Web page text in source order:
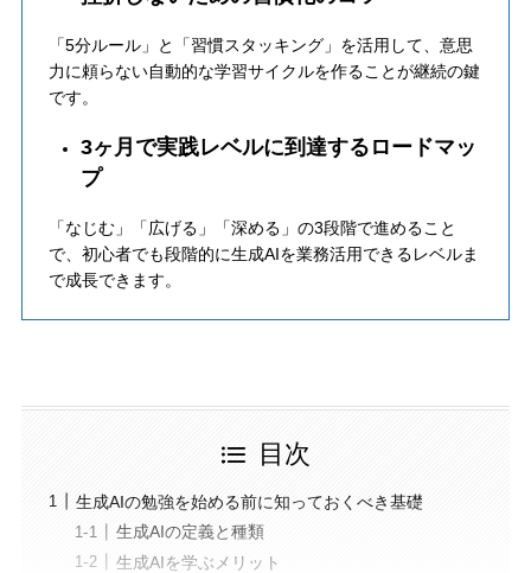
「5分ルール」と「習慣スタッキング」を活用して、意思
力に頼らない自動的な学習サイクルを作ることが継続の鍵
です。
3ヶ月で実践レベルに到達するロードマッ
プ
「なじむ」「広げる」「深める」の3段階で進めること
で、初心者でも段階的に生成AIを業務活用できるレベルま
で成長できます。
目次
生成AIの勉強を始める前に知っておくべき基礎
生成AIの定義と種類
生成AIを学ぶメリット